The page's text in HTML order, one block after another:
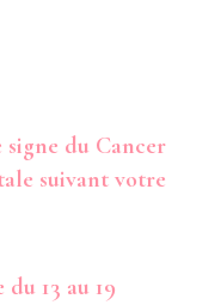
signe du Cancer
suivant votre
13 au 19